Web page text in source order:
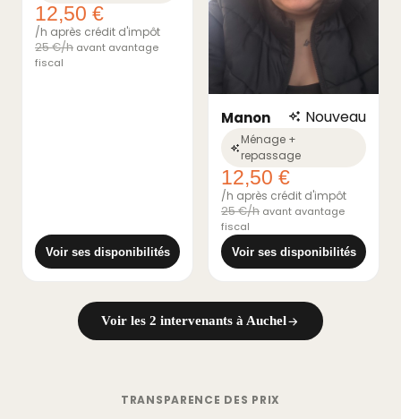
12,50 €
/h après crédit d'impôt
25 €/h avant avantage
fiscal
Voir ses disponibilités
Manon Nouveau
Ménage +
repassage
12,50 €
/h après crédit d'impôt
25 €/h avant avantage
fiscal
Voir ses disponibilités
Voir les 2 intervenants à Auchel
TRANSPARENCE DES PRIX